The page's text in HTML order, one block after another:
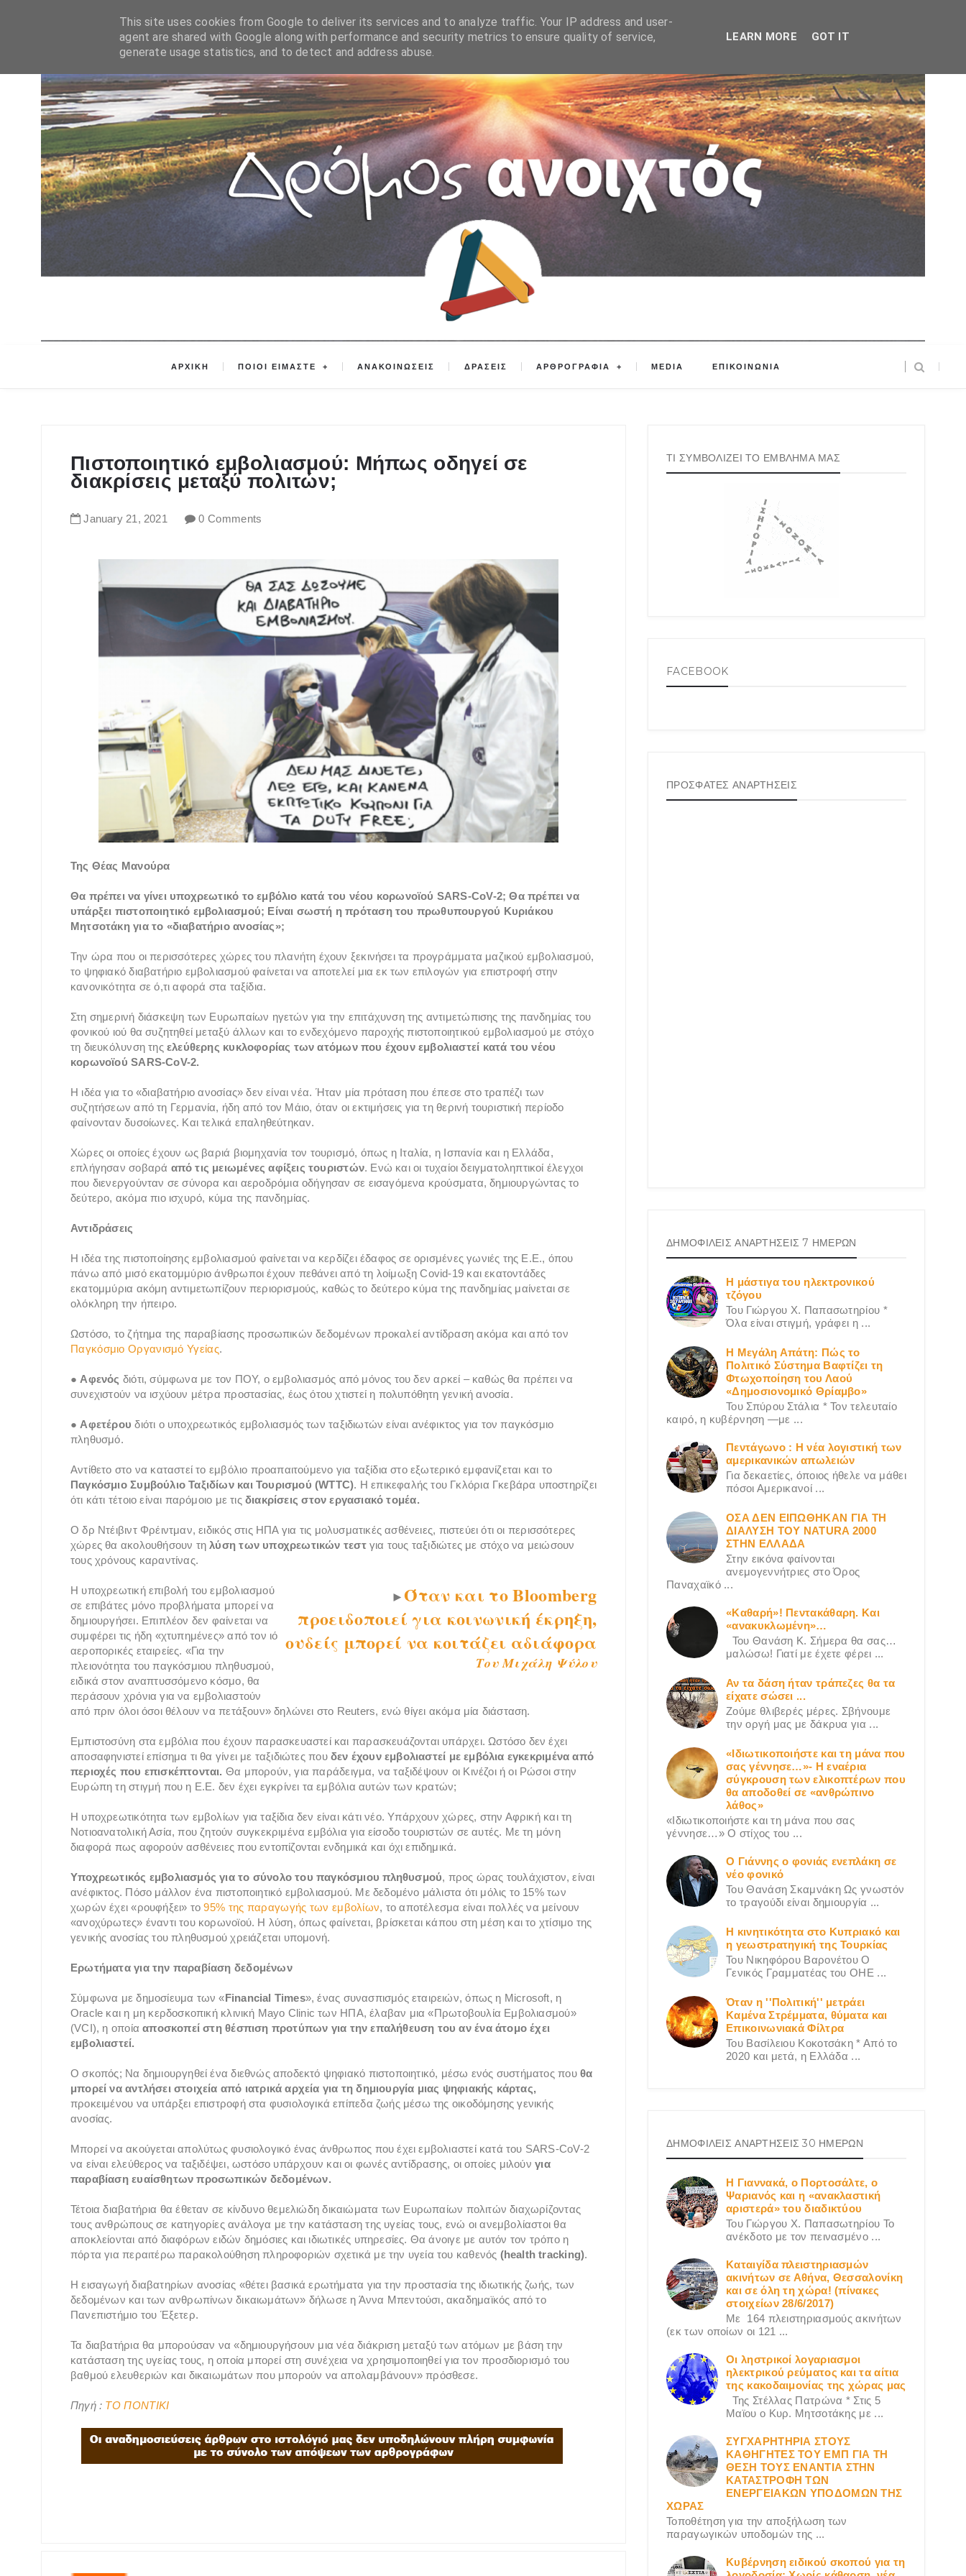
ΑΡΧΙΚΗ ΠΟΙΟΙ ΕΙΜΑΣΤΕ ΑΝΑΚΟΙΝΩΣΕΙΣ ΔΡΑΣΕΙΣ ΑΡΘΡΟΓΡΑΦΙΑ MEDIA ΕΠΙΚΟΙΝΩΝΙΑ
Πιστοποιητικό εμβολιασμού: Μήπως οδηγεί σε
διακρίσεις μεταξύ πολιτών;
January 21 , 2021 0 Comments
Της Θέας Μανούρα
Θα πρέπει να γίνει υποχρεωτικό το εμβόλιο κατά του νέου κορωνοϊού SARS-CoV-2; Θα πρέπει να
υπάρξει πιστοποιητικό εμβολιασμού; Είναι σωστή η πρόταση του πρωθυπουργού Κυριάκου
Μητσοτάκη για το «διαβατήριο ανοσίας»;
Την ώρα που οι περισσότερες χώρες του πλανήτη έχουν ξεκινήσει τα προγράμματα μαζικού εμβολιασμού,
το ψηφιακό διαβατήριο εμβολιασμού φαίνεται να αποτελεί μια εκ των επιλογών για επιστροφή στην
κανονικότητα σε ό,τι αφορά στα ταξίδια.
Στη σημερινή διάσκεψη των Ευρωπαίων ηγετών για την επιτάχυνση της αντιμετώπισης της πανδημίας του
φονικού ιού θα συζητηθεί μεταξύ άλλων και το ενδεχόμενο παροχής πιστοποιητικού εμβολιασμού με στόχο
τη διευκόλυνση της ελεύθερης κυκλοφορίας των ατόμων που έχουν εμβολιαστεί κατά του νέου
κορωνοϊού SARS-CoV-2.
H ιδέα για το «διαβατήριο ανοσίας» δεν είναι νέα. Ήταν μία πρόταση που έπεσε στο τραπέζι των
συζητήσεων από τη Γερμανία, ήδη από τον Μάιο, όταν οι εκτιμήσεις για τη θερινή τουριστική περίοδο
φαίνονταν δυσοίωνες. Και τελικά επαληθεύτηκαν.
Χώρες οι οποίες έχουν ως βαριά βιομηχανία τον τουρισμό, όπως η Ιταλία, η Ισπανία και η Ελλάδα,
επλήγησαν σοβαρά από τις μειωμένες αφίξεις τουριστών. Ενώ και οι τυχαίοι δειγματοληπτικοί έλεγχοι
που διενεργούνταν σε σύνορα και αεροδρόμια οδήγησαν σε εισαγόμενα κρούσματα, δημιουργώντας το
δεύτερο, ακόμα πιο ισχυρό, κύμα της πανδημίας.
Αντιδράσεις
Η ιδέα της πιστοποίησης εμβολιασμού φαίνεται να κερδίζει έδαφος σε ορισμένες γωνιές της Ε.Ε., όπου
πάνω από μισό εκατομμύριο άνθρωποι έχουν πεθάνει από τη λοίμωξη Covid-19 και εκατοντάδες
εκατομμύρια ακόμη αντιμετωπίζουν περιορισμούς, καθώς το δεύτερο κύμα της πανδημίας μαίνεται σε
ολόκληρη την ήπειρο.
Ωστόσο, το ζήτημα της παραβίασης προσωπικών δεδομένων προκαλεί αντίδραση ακόμα και από τον
Παγκόσμιο Οργανισμό Υγείας.
● Αφενός διότι, σύμφωνα με τον ΠΟΥ, ο εμβολιασμός από μόνος του δεν αρκεί – καθώς θα πρέπει να
συνεχιστούν να ισχύουν μέτρα προστασίας, έως ότου χτιστεί η πολυπόθητη γενική ανοσία.
● Αφετέρου διότι ο υποχρεωτικός εμβολιασμός των ταξιδιωτών είναι ανέφικτος για τον παγκόσμιο
πληθυσμό.
Αντίθετο στο να καταστεί το εμβόλιο προαπαιτούμενο για ταξίδια στο εξωτερικό εμφανίζεται και το
Παγκόσμιο Συμβούλιο Ταξιδίων και Τουρισμού (WTTC). Η επικεφαλής του Γκλόρια Γκεβάρα υποστηρίζει
ότι κάτι τέτοιο είναι παρόμοιο με τιςδιακρίσεις στον εργασιακό τομέα.
Ο δρ Ντέιβιντ Φρέιντμαν, ειδικός στις ΗΠΑ για τις μολυσματικές ασθένειες, πιστεύει ότι οι περισσότερες
χώρες θα ακολουθήσουν τηλύση των υποχρεωτικών τεστγια τους ταξιδιώτες με στόχο να μειώσουν
τους χρόνους καραντίνας.
►Όταν και το Bloomberg
προειδοποιεί για κοινωνική έκρηξη,
ουδείς μπορεί να κοιτάζει αδιάφορα
Του Μιχάλη Ψύλου
Η υποχρεωτική επιβολή του εμβολιασμού
σε επιβάτες μόνο προβλήματα μπορεί να
δημιουργήσει. Επιπλέον δεν φαίνεται να
συμφέρει τις ήδη «χτυπημένες» από τον ιό
αεροπορικές εταιρείες. «Για την
πλειονότητα του παγκόσμιου πληθυσμού,
ειδικά στον αναπτυσσόμενο κόσμο, θα
περάσουν χρόνια για να εμβολιαστούν
από πριν όλοι όσοι θέλουν να πετάξουν» δηλώνει στο Reuters, ενώ θίγει ακόμα μία διάσταση.
Εμπιστοσύνη στα εμβόλια που έχουν παρασκευαστεί και παρασκευάζονται υπάρχει. Ωστόσο δεν έχει
αποσαφηνιστεί επίσημα τι θα γίνει με ταξιδιώτες που δεν έχουν εμβολιαστεί με εμβόλια εγκεκριμένα από
περιοχές που επισκέπτονται. Θα μπορούν, για παράδειγμα, να ταξιδέψουν οι Κινέζοι ή οι Ρώσοι στην
Ευρώπη τη στιγμή που η Ε.Ε. δεν έχει εγκρίνει τα εμβόλια αυτών των κρατών;
Η υποχρεωτικότητα των εμβολίων για ταξίδια δεν είναι κάτι νέο. Υπάρχουν χώρες, στην Αφρική και τη
Νοτιοανατολική Ασία, που ζητούν συγκεκριμένα εμβόλια για είσοδο τουριστών σε αυτές. Με τη μόνη
διαφορά πως αφορούν ασθένειες που εντοπίζονται ενδημικά και όχι επιδημικά.
Υποχρεωτικός εμβολιασμός για το σύνολο του παγκόσμιου πληθυσμού, προς ώρας τουλάχιστον, είναι
ανέφικτος. Πόσο μάλλον ένα πιστοποιητικό εμβολιασμού. Με δεδομένο μάλιστα ότι μόλις το 15% των
χωρών έχει «ρουφήξει» το 95% της παραγωγής των εμβολίων, το αποτέλεσμα είναι πολλές να μείνουν
«ανοχύρωτες» έναντι του κορωνοϊού. Η λύση, όπως φαίνεται, βρίσκεται κάπου στη μέση και το χτίσιμο της
γενικής ανοσίας του πληθυσμού χρειάζεται υπομονή.
Ερωτήματα για την παραβίαση δεδομένων
Σύμφωνα με δημοσίευμα των «Financial Times», ένας συνασπισμός εταιρειών, όπως η Microsoft, η
Oracle και η μη κερδοσκοπική κλινική Mayo Clinic των ΗΠΑ, έλαβαν μια «Πρωτοβουλία Εμβολιασμού»
(VCI), η οποίααποσκοπεί στη θέσπιση προτύπων για την επαλήθευση του αν ένα άτομο έχει
εμβολιαστεί.
Ο σκοπός; Να δημιουργηθεί ένα διεθνώς αποδεκτό ψηφιακό πιστοποιητικό, μέσω ενός συστήματος που θα
μπορεί να αντλήσει στοιχεία από ιατρικά αρχεία για τη δημιουργία μιας ψηφιακής κάρτας,
προκειμένου να υπάρξει επιστροφή στα φυσιολογικά επίπεδα ζωής μέσω της οικοδόμησης γενικής
ανοσίας.
Μπορεί να ακούγεται απολύτως φυσιολογικό ένας άνθρωπος που έχει εμβολιαστεί κατά του SARS-CoV-2
να είναι ελεύθερος να ταξιδέψει, ωστόσο υπάρχουν και οι φωνές αντίδρασης, οι οποίες μιλούνγια
παραβίαση ευαίσθητων προσωπικών δεδομένων.
Τέτοια διαβατήρια θα έθεταν σε κίνδυνο θεμελιώδη δικαιώματα των Ευρωπαίων πολιτών διαχωρίζοντας
τους ανθρώπους σε κατηγορίες ανάλογα με την κατάσταση της υγείας τους, ενώ οι ανεμβολίαστοι θα
αποκλείονται από διαφόρων ειδών δημόσιες και ιδιωτικές υπηρεσίες. Θα άνοιγε με αυτόν τον τρόπο η
πόρτα για περαιτέρω παρακολούθηση πληροφοριών σχετικά με την υγεία του καθενός (health tracking).
Η εισαγωγή διαβατηρίων ανοσίας «θέτει βασικά ερωτήματα για την προστασία της ιδιωτικής ζωής, των
δεδομένων και των ανθρωπίνων δικαιωμάτων» δήλωσε η Άννα Μπεντούσι, ακαδημαϊκός από το
Πανεπιστήμιο του Έξετερ.
Τα διαβατήρια θα μπορούσαν να «δημιουργήσουν μια νέα διάκριση μεταξύ των ατόμων με βάση την
κατάσταση της υγείας τους, η οποία μπορεί στη συνέχεια να χρησιμοποιηθεί για τον προσδιορισμό του
βαθμού ελευθεριών και δικαιωμάτων που μπορούν να απολαμβάνουν» πρόσθεσε.
Πηγή : ΤΟ ΠΟΝΤΙΚΙ
ΤΙ ΣΥΜΒΟΛΙΖΕΙ ΤΟ ΕΜΒΛΗΜΑ ΜΑΣ
FACEBOOK
ΠΡΟΣΦΑΤΕΣ ΑΝΑΡΤΗΣΕΙΣ
ΔΗΜΟΦΙΛΕΙΣ ΑΝΑΡΤΗΣΕΙΣ 7 ΗΜΕΡΩΝ
Η μάστιγα του ηλεκτρονικού
τζόγου
Του Γιώργου X. Παπασωτηρίου *
Όλα είναι στιγμή, γράφει η ...
Η Μεγάλη Απάτη: Πώς το
Πολιτικό Σύστημα Βαφτίζει τη
Φτωχοποίηση του Λαού
«Δημοσιονομικό Θρίαμβο»
Του Σπύρου Στάλια * Τον τελευταίο
καιρό, η κυβέρνηση —με ...
Πεντάγωνο : Η νέα λογιστική των
αμερικανικών απωλειών
Για δεκαετίες, όποιος ήθελε να μάθει
πόσοι Αμερικανοί ...
ΟΣΑ ΔΕN ΕΙΠΩΘΗΚΑΝ ΓΙΑ ΤΗ
ΔΙΑΛΥΣΗ ΤΟΥ NATURA 2000
ΣΤΗΝ ΕΛΛΑΔΑ
Στην εικόνα φαίνονται
ανεμογεννήτριες στο Όρος
Παναχαϊκό ...
«Καθαρή»! Πεντακάθαρη. Και
«ανακυκλωμένη»…
Του Θανάση Κ. Σήμερα θα σας…
μαλώσω! Γιατί με έχετε φέρει ...
Αν τα δάση ήταν τράπεζες θα τα
είχατε σώσει ...
Ζούμε θλιβερές μέρες. Σβήνουμε
την οργή μας με δάκρυα για ...
«Ιδιωτικοποιήστε και τη μάνα που
σας γέννησε…»- Η εναέρια
σύγκρουση των ελικοπτέρων που
θα αποδοθεί σε «ανθρώπινο
λάθος»
«Ιδιωτικοποιήστε και τη μάνα που σας
γέννησε…» Ο στίχος του ...
Ο Γιάννης ο φονιάς ενεπλάκη σε
νέο φονικό
Του Θανάση Σκαμνάκη Ως γνωστόν
το τραγούδι είναι δημιουργία ...
Η κινητικότητα στο Κυπριακό και
η γεωστρατηγική της Τουρκίας
Του Νικηφόρου Βαρονέτου Ο
Γενικός Γραμματέας του ΟΗΕ ...
Όταν η ''Πολιτική'' μετράει
Καμένα Στρέμματα, θύματα και
Επικοινωνιακά Φίλτρα
Του Βασίλειου Κοκοτσάκη * Από το
2020 και μετά, η Ελλάδα ...
ΔΗΜΟΦΙΛΕΙΣ ΑΝΑΡΤΗΣΕΙΣ 30 ΗΜΕΡΩΝ
Η Γιαννακά, ο Πορτοσάλτε, ο
Ψαριανός και η «ανακλαστική
αριστερά» του διαδικτύου
Του Γιώργου X. Παπασωτηρίου Το
ανέκδοτο με τον πεινασμένο ...
Καταιγίδα πλειστηριασμών
ακινήτων σε Αθήνα, Θεσσαλονίκη
και σε όλη τη χώρα! (πίνακες
στοιχείων 28/6/2017)
Με 164 πλειστηριασμούς ακινήτων
(εκ των οποίων οι 121 ...
Οι ληστρικοί λογαριασμοι
ηλεκτρικού ρεύματος και τα αίτια
της κακοδαιμονίας της χώρας μας
Της Στέλλας Πατρώνα * Στις 5
Μαϊου ο Κυρ. Μητσοτάκης με ...
ΣΥΓΧΑΡΗΤΗΡΙΑ ΣΤΟΥΣ
ΚΑΘΗΓΗΤΕΣ ΤΟΥ ΕΜΠ ΓΙΑ ΤΗ
ΘΕΣΗ ΤΟΥΣ ΕΝΑΝΤΙΑ ΣΤΗΝ
ΚΑΤΑΣΤΡΟΦΗ ΤΩΝ
ΕΝΕΡΓΕΙΑΚΩΝ ΥΠΟΔΟΜΩΝ ΤΗΣ
ΧΩΡΑΣ
Τοποθέτηση για την αποξήλωση των
παραγωγικών υποδομών της ...
Κυβέρνηση ειδικού σκοπού για τη
This site uses cookies from Google to deliver its services and to analyze traffic. Your IP address and user-
agent are shared with Google along with performance and security metrics to ensure quality of service,
generate usage statistics, and to detect and address abuse.
LEARN MORE GOT IT